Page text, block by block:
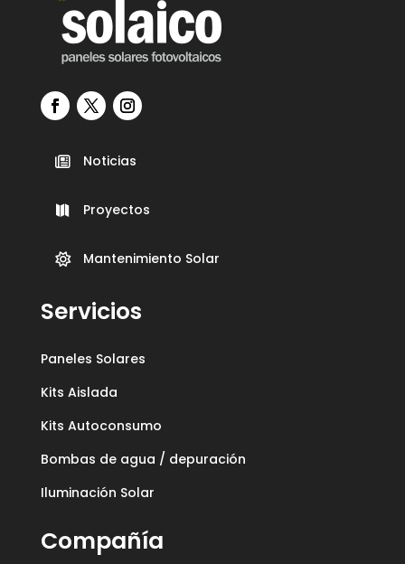
 Noticias
 Proyectos
 Mantenimiento Solar
Servicios
Paneles Solares
Kits Aislada
Kits Autoconsumo
Bombas de agua / depuración
Iluminación Solar
Compañía